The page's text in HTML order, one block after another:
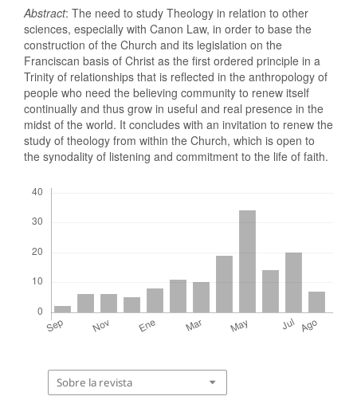
Abstract: The need to study Theology in relation to other
sciences, especially with Canon Law, in order to base the
construction of the Church and its legislation on the
Franciscan basis of Christ as the first ordered principle in a
Trinity of relationships that is reflected in the anthropology of
people who need the believing community to renew itself
continually and thus grow in useful and real presence in the
midst of the world. It concludes with an invitation to renew the
study of theology from within the Church, which is open to
the synodality of listening and commitment to the life of faith.
Sobre la revista